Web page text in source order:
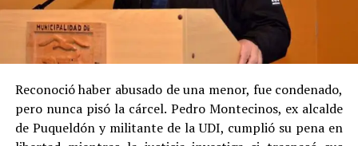
Reconoció haber abusado de una menor, fue condenado,
pero nunca pisó la cárcel. Pedro Montecinos, ex alcalde
de Puqueldón y militante de la UDI, cumplió su pena en